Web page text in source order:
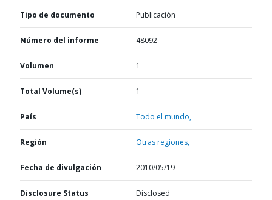
Tipo de documento Publicación
Número del informe 48092
Volumen 1
Total Volume(s) 1
País Todo el mundo,
Región Otras regiones,
Fecha de divulgación 2010/05/19
Disclosure Status Disclosed